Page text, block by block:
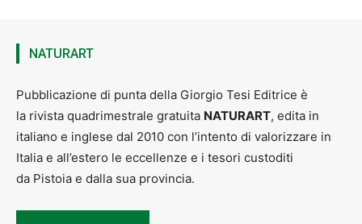
NATURART
Pubblicazione di punta della Giorgio Tesi Editrice è
la rivista quadrimestrale gratuita NATURART, edita in
italiano e inglese dal 2010 con l’intento di valorizzare in
Italia e all’estero le eccellenze e i tesori custoditi
da Pistoia e dalla sua provincia.